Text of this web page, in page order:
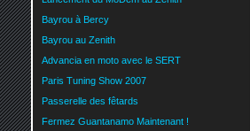
Bayrou à Bercy
Bayrou au Zenith
Advancia en moto avec le SERT
Paris Tuning Show 2007
Passerelle des fêtards
Fermez Guantanamo Maintenant !